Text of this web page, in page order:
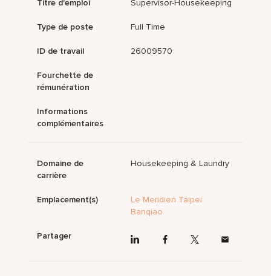
Titre d'emploi Supervisor-Housekeeping
Type de poste Full Time
ID de travail 26009570
Fourchette de
rémunération
Informations
complémentaires
Domaine de
carrière
Housekeeping & Laundry
Emplacement(s)
Le Meridien Taipei
Banqiao
Partager